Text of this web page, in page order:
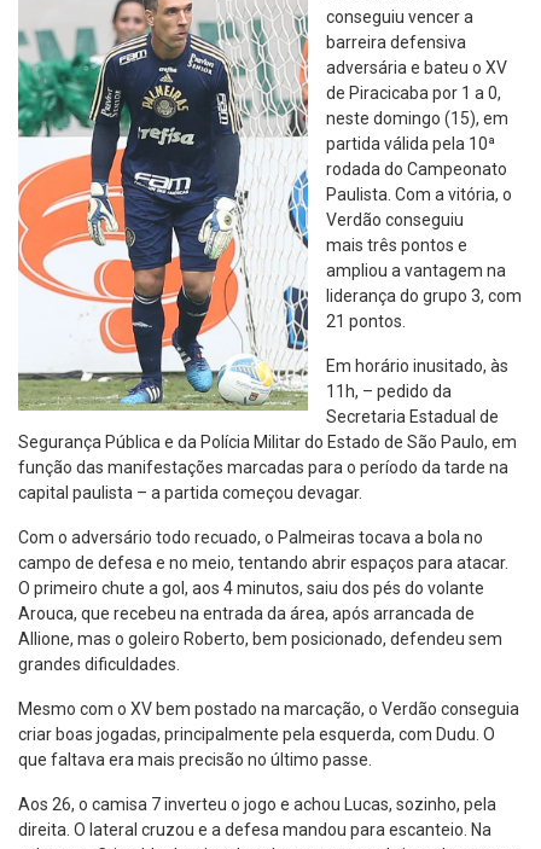
conseguiu vencer a
barreira defensiva
adversária e bateu o XV
de Piracicaba por 1 a 0,
neste domingo (15), em
partida válida pela 10ª
rodada do Campeonato
Paulista. Com a vitória, o
Verdão conseguiu
mais três pontos e
ampliou a vantagem na
liderança do grupo 3, com
21 pontos.
Em horário inusitado, às
11h, – pedido da
Secretaria Estadual de
Segurança Pública e da Polícia Militar do Estado de São Paulo, em
função das manifestações marcadas para o período da tarde na
capital paulista – a partida começou devagar.
Com o adversário todo recuado, o Palmeiras tocava a bola no
campo de defesa e no meio, tentando abrir espaços para atacar.
O primeiro chute a gol, aos 4 minutos, saiu dos pés do volante
Arouca, que recebeu na entrada da área, após arrancada de
Allione, mas o goleiro Roberto, bem posicionado, defendeu sem
grandes dificuldades.
Mesmo com o XV bem postado na marcação, o Verdão conseguia
criar boas jogadas, principalmente pela esquerda, com Dudu. O
que faltava era mais precisão no último passe.
Aos 26, o camisa 7 inverteu o jogo e achou Lucas, sozinho, pela
direita. O lateral cruzou e a defesa mandou para escanteio. Na